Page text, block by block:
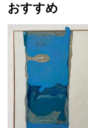
おすすめ